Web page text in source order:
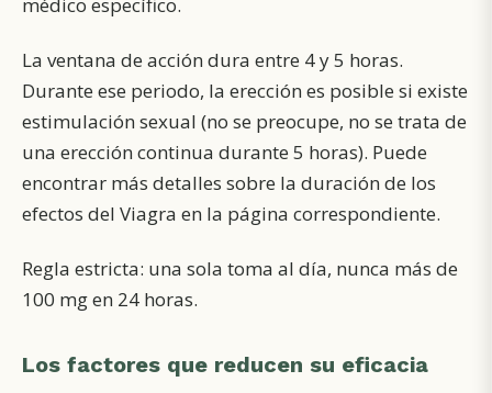
La ventana de acción dura entre 4 y 5 horas.
Durante ese periodo, la erección es posible si existe
estimulación sexual (no se preocupe, no se trata de
una erección continua durante 5 horas). Puede
encontrar más detalles sobre la duración de los
efectos del Viagra en la página correspondiente.
Regla estricta: una sola toma al día, nunca más de
100 mg en 24 horas.
Los factores que reducen su eficacia